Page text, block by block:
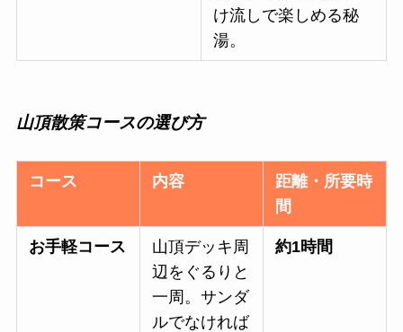
け流しで楽しめる秘
湯。
山頂散策コースの選び方
コース 内容
距離・所要時
間
お手軽コース
山頂デッキ周
辺をぐるりと
一周。サンダ
ルでなければ
約1時間